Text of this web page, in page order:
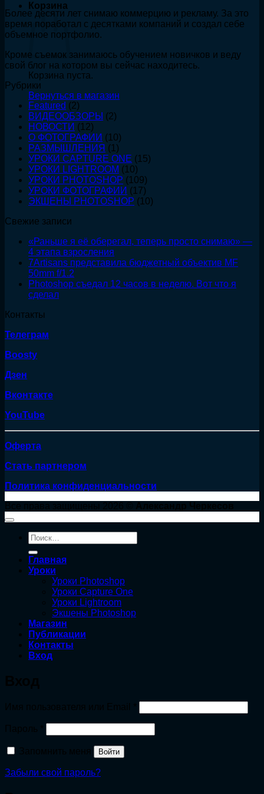
Корзина
Корзина пуста.
Вернуться в магазин
этапа
взросления
50mm
f/1.2
Photoshop
съедал
12
часов
неделю.
Вот
что
сделал
Более десяти лет снимаю коммерцию и рекламу. За это
время поработал с десятками компаний и создал себе
объемное портфолио.
Кроме съемок занимаюсь обучением новичков и веду
свой блог на котором вы сейчас находитесь.
Рубрики
Featured (2)
ВИДЕООБЗОРЫ (2)
НОВОСТИ (12)
О ФОТОГРАФИИ (10)
РАЗМЫШЛЕНИЯ (1)
УРОКИ CAPTURE ONE (15)
УРОКИ LIGHTROOM (10)
УРОКИ PHOTOSHOP (109)
УРОКИ ФОТОГРАФИИ (17)
ЭКШЕНЫ PHOTOSHOP (10)
Свежие записи
«Раньше я её оберегал, теперь просто снимаю» —
4 этапа взросления
7Artisans представила бюджетный объектив MF
50mm f/1.2
Photoshop съедал 12 часов в неделю. Вот что я
сделал
Контакты
Телеграм
Boosty
Дзен
Вконтакте
YouTube
Оферта
Стать партнером
Политика конфиденциальности
Искать:
Главная
Уроки
Уроки Photoshop
Уроки Capture One
Уроки Lightroom
Экшены Photoshop
Магазин
Публикации
Контакты
Вход
Войти
Забыли свой пароль?